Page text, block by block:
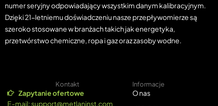
numer seryjny odpowiadający wszystkim danym kalibracyjnym.
Dzięki 21-letniemu doświadczeniu nasze przepływomierze są
szeroko stosowane w branżach takich jak energetyka,
przetwórstwo chemiczne, ropa i gaz oraz zasoby wodne.
Kontakt
Zapytanie ofertowe
E-mail:support@metlaninst.com
Informacje
O nas